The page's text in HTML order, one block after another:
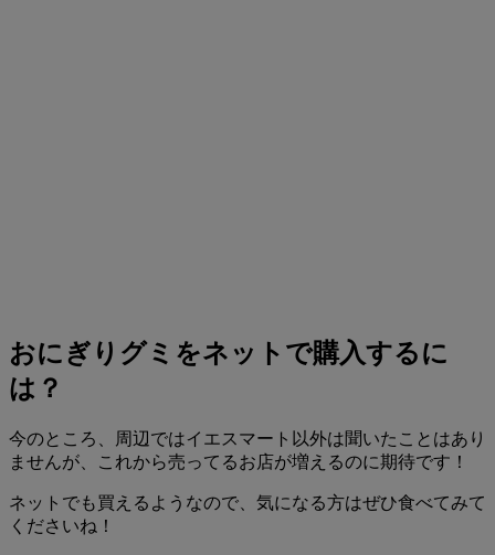
おにぎりグミをネットで購入するに
は？
今のところ、周辺ではイエスマート以外は聞いたことはあり
ませんが、これから売ってるお店が増えるのに期待です！
ネットでも買える ようなので、気になる方はぜひ食べてみて
くださいね！